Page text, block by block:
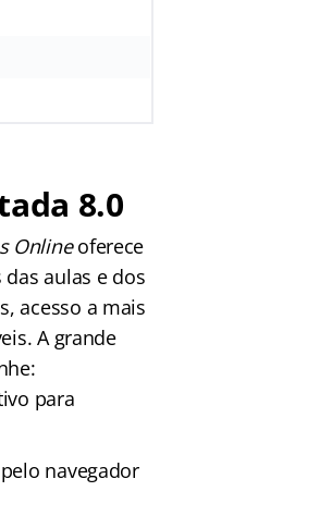
8.0
Onlineoferece
aulas e dos
acesso a mais
A grande
para
navegador